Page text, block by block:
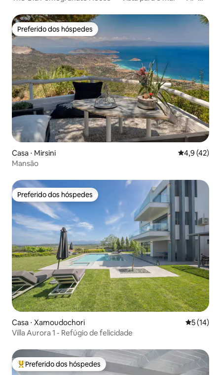
Preferido dos hóspedes
Preferido dos hóspedes
Casa ⋅ Mirsini 4,9 de uma
4,9 (42)
Mansão
Preferido dos hóspedes
Preferido dos hóspedes
Casa ⋅ Xamoudochori 5 de uma
5 (14)
Villa Aurora 1 - Refúgio de felicidade
Entre os melhores preferidos dos hóspedes
Preferido dos hóspedes